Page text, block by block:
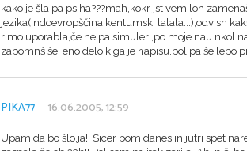
kako je šla pa psiha???mah,kokr jst vem loh
jezika(indoevropščina,kentumski lalala...),odvisn
rimo uporabla,če ne pa simuleri,po moje nau nkol
zapomnš še eno delo k ga je napisu.pol pa še lepo
PIKA77 16.06.2005, 12:59
Upam,da bo šlo,ja!! Sicer bom danes in jutri spet